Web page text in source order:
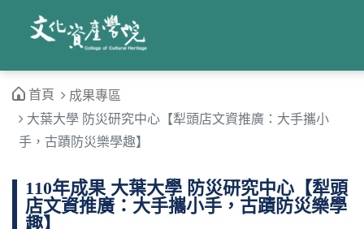
首頁
成果專區
大葉大學 防災研究中心【犁頭店文資推廣：大手攜小
手，古蹟防災樂學趣】
110年成果 大葉大學 防災研究中心【犁頭
店文資推廣：大手攜小手，古蹟防災樂學
趣】